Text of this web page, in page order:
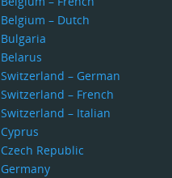
Belgium – Dutch
Bulgaria
Belarus
Switzerland – German
Switzerland – French
Switzerland – Italian
Cyprus
Czech Republic
Germany